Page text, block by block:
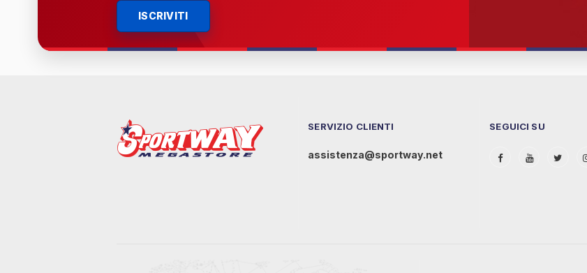
ISCRIVITI
SERVIZIO CLIENTI
assistenza@sportway.net
SEGUICI SU